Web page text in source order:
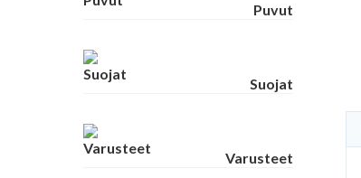
Puvut
Suojat
Varusteet